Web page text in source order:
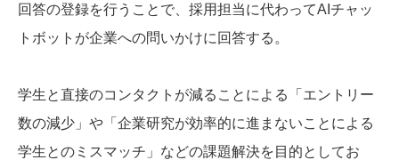
回答の登録を行うことで、採用担当に代わってAIチャッ
トボットが企業への問いかけに回答する。
学生と直接のコンタクトが減ることによる「エントリー
数の減少」や「企業研究が効率的に進まないことによる
学生とのミスマッチ」などの課題解決を目的としてお